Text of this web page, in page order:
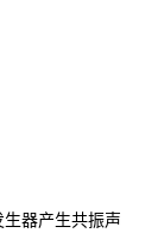
器产生共振声